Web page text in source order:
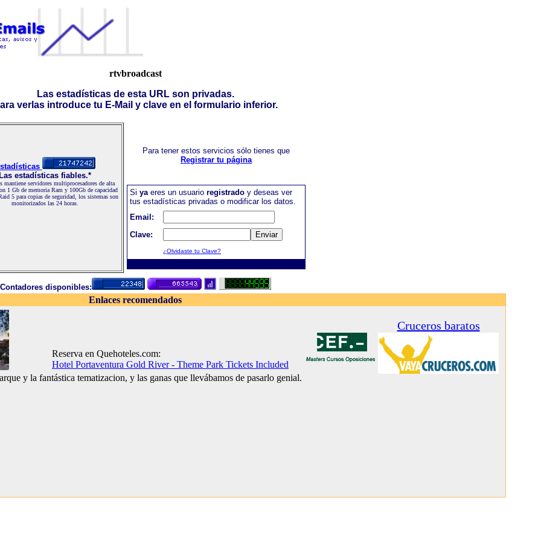
rtvbroadcast
Las estadísticas de esta URL son privadas.
verlas introduce tu E-Mail y clave en el formulario inferior.
Las estadísticas fiables.*
mantiene servidores multiprocesadores de alta
1 Gb de memoria Ram y 100Gb de capacidad
5 para copias de seguridad, los sistemas son
monitorizados las 24 horas.
Para tener estos servicios sólo tienes que
Registrar tu página
Si yaeres un usuario registrado y deseas ver
tus estadísticas privadas o modificar los datos.
Email:
Clave:
¿Olvidaste tu Clave?
Contadores disponibles:
Enlaces recomendados
Reserva en Quehoteles.com:
Hotel Portaventura Gold River - Theme Park Tickets Included
y la fantástica tematizacion, y las ganas que llevábamos de pasarlo genial.
Cruceros baratos